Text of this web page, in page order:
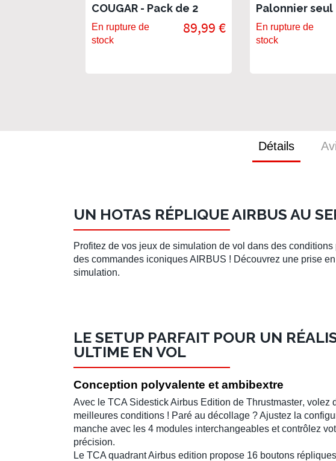
COUGAR - Pack de 2
Cockpit Panel USB
En rupture de
stock
89,99 €
Palonnier seul
En rupture de
stock
Détails
UN HOTAS RÉPLIQUE AIRBUS AU
Profitez de vos jeux de simulation de vol dans des conditions
des commandes iconiques AIRBUS ! Découvrez une prise
simulation.
LE SETUP PARFAIT POUR UN
ULTIME EN VOL
Conception polyvalente et ambibextre
Avec le TCA Sidestick Airbus Edition de Thrustmaster, volez
meilleures conditions ! Paré au décollage ? Ajustez la
manche avec les 4 modules interchangeables et contrôlez
précision.
Le TCA quadrant Airbus edition propose 16 boutons